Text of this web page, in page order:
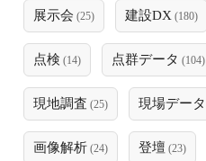
展示会 (25) 建設DX (180)
点検 (14) 点群データ (104)
現地調査 (25) 現場データ
画像解析 (24) 登壇 (23)